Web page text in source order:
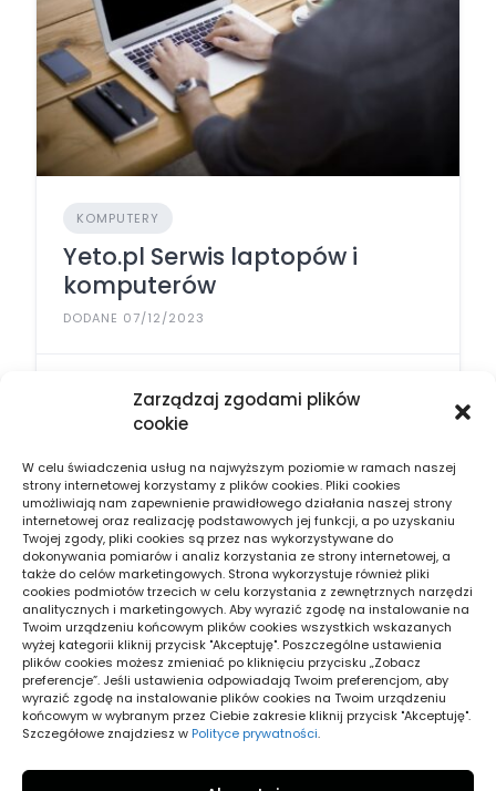
Zarządzaj zgodami plików
cookie
W celu świadczenia usług na najwyższym poziomie w ramach naszej
strony internetowej korzystamy z plików cookies. Pliki cookies
umożliwiają nam zapewnienie prawidłowego działania naszej strony
internetowej oraz realizację podstawowych jej funkcji, a po uzyskaniu
Twojej zgody, pliki cookies są przez nas wykorzystywane do
dokonywania pomiarów i analiz korzystania ze strony internetowej, a
także do celów marketingowych. Strona wykorzystuje również pliki
cookies podmiotów trzecich w celu korzystania z zewnętrznych narzędzi
analitycznych i marketingowych. Aby wyrazić zgodę na instalowanie na
Twoim urządzeniu końcowym plików cookies wszystkich wskazanych
wyżej kategorii kliknij przycisk "Akceptuję". Poszczególne ustawienia
plików cookies możesz zmieniać po kliknięciu przycisku „Zobacz
preferencje”. Jeśli ustawienia odpowiadają Twoim preferencjom, aby
wyrazić zgodę na instalowanie plików cookies na Twoim urządzeniu
końcowym w wybranym przez Ciebie zakresie kliknij przycisk "Akceptuję".
Szczegółowe znajdziesz w Polityce prywatności.
KOMPUTERY
Yeto.pl Serwis laptopów i
komputerów
DODANE 07/12/2023
Znajdź firmę w swojej okolicy. Jeżeli szukasz
fachowca blisko swojego domu – znajdziesz go
tutaj. Skupiamy najlepsze usługi w twoim mieście.
Jeżeli sam prowadzisz firmę usługową,
sprzedajesz towary – dodaj swój wpis do naszej
bazy i znajdź nowych odbiorców na swoje usługi.